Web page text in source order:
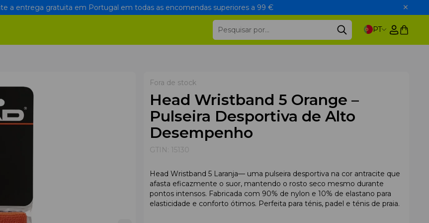
a entrega gratuita em Portugal em todas as encomendas superiores a 99 €
PT
Fora de stock
Head Wristband 5 Orange –
Pulseira Desportiva de Alto
Desempenho
GTIN: 15130
Head Wristband 5 Laranja— uma pulseira desportiva na cor antracite que
afasta eficazmente o suor, mantendo o rosto seco mesmo durante
pontos intensos. Fabricada com 90% de nylon e 10% de elastano para
elasticidade e conforto ótimos. Perfeita para ténis, padel e ténis de praia.